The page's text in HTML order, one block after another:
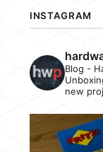
INSTAGRAM
Blog -
new